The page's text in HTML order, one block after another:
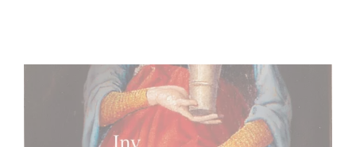
FFF Bayern und MBB fördern neues Gaumont Projekt DIE
WANDERHURE